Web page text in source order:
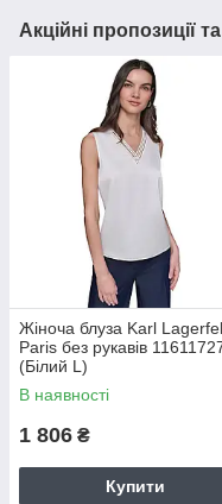
Акційні пропозиції
Жіноча блуза Karl
Paris без рукавів
(Білий L)
В наявності
1 806 ₴
Купити